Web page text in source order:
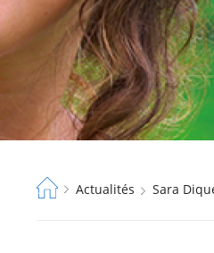
Fil
Actualités Sara